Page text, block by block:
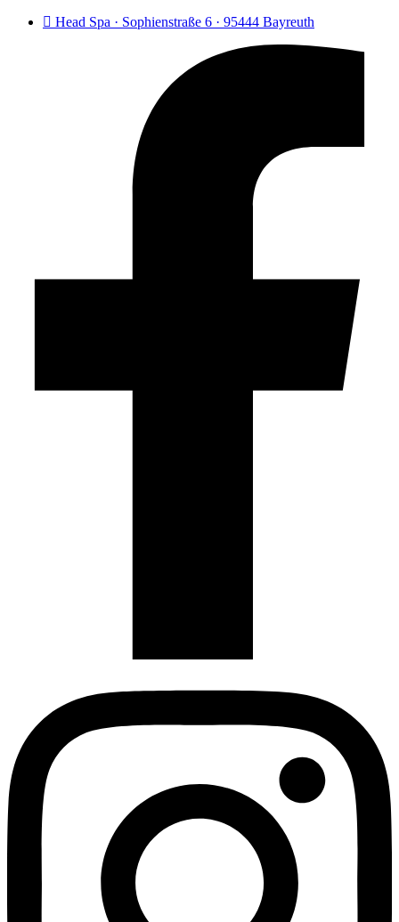
Head Spa · Sophienstraße 6 · 95444 Bayreuth